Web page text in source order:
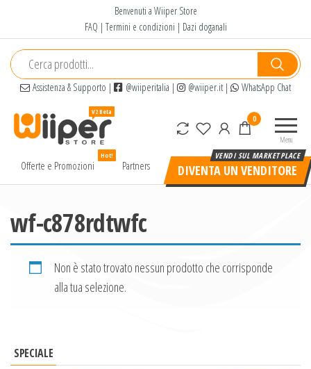
contenuto
Benvenuti a Wiiper Store
FAQ | Termini e condizioni | Dazi doganali
Assistenza & Supporto | @wiiperitalia | @wiiper.it| WhatsApp Chat
alta
prezzo
Menu
0
Offerte e Promozioni
Hot!
Partners DIVENTA UN VENDITORE
wf-c878rdtwfc
Non è stato trovato nessun prodotto che corrisponde
alla tua selezione.
SPECIALE